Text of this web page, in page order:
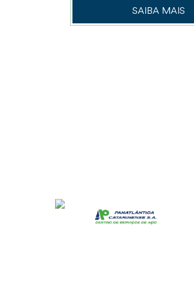
SAIBA MAIS